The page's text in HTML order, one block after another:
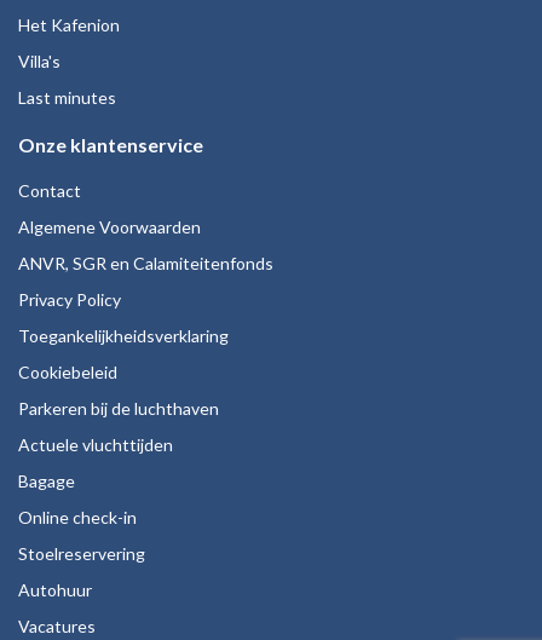
Het Kafenion
Villa's
Last minutes
Onze klantenservice
Contact
Algemene Voorwaarden
ANVR, SGR en Calamiteitenfonds
Privacy Policy
Toegankelijkheidsverklaring
Cookiebeleid
Parkeren bij de luchthaven
Actuele vluchttijden
Bagage
Online check-in
Stoelreservering
Autohuur
Vacatures